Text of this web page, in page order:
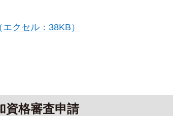
クセル：38KB）
資格審査申請